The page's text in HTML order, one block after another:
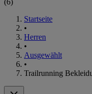
Startseite
•
Herren
•
Ausgewählt
•
Trailrunning